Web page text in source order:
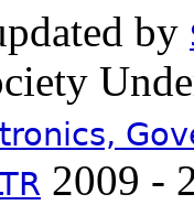
by
2009 -